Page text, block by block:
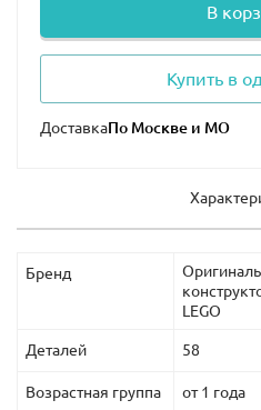
В
Купить в
Доставка
Бренд
LEGO
Деталей 58
Возрастная группа от 1 года